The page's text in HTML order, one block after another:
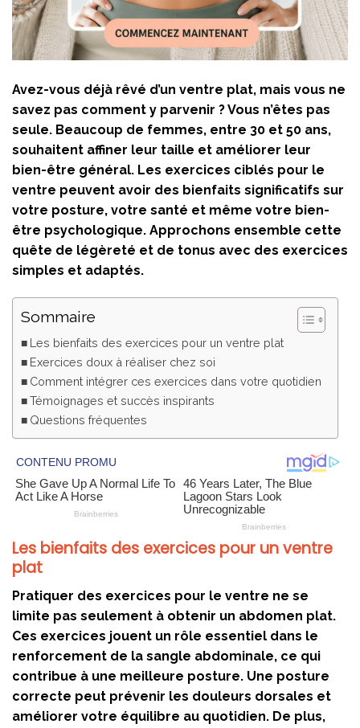
Avez-vous déjà rêvé d’un ventre plat, mais vous ne
savez pas comment y parvenir ? Vous n’êtes pas
seule. Beaucoup de femmes, entre 30 et 50 ans,
souhaitent affiner leur taille et améliorer leur
bien-être général. Les exercices ciblés pour le
ventre peuvent avoir des bienfaits significatifs sur
votre posture, votre santé et même votre bien-
être psychologique. Approchons ensemble cette
quête de légèreté et de tonus avec des exercices
simples et adaptés.
Sommaire
Les bienfaits des exercices pour un ventre plat
Exercices doux à réaliser chez soi
Comment intégrer ces exercices dans votre quotidien
Témoignages et succès inspirants
Questions fréquentes
Les bienfaits des exercices pour un ventre
plat
Pratiquer des exercices pour le ventre ne se
limite pas seulement à obtenir un abdomen plat.
Ces exercices jouent un rôle essentiel dans le
renforcement de la sangle abdominale, ce qui
contribue à une meilleure posture. Une posture
correcte peut prévenir les douleurs dorsales et
améliorer votre équilibre au quotidien. De plus,